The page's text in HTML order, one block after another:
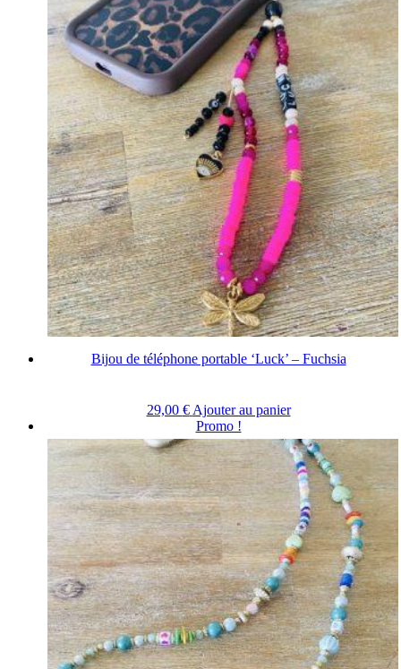
Bijou de téléphone portable ‘Luck’ – Fuchsia
29,00 € Ajouter au panier
Promo !